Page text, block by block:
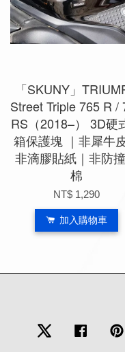
「SKUNY」
Street Triple 765 R /
RS（2018–） 3D硬
箱保護塊 ｜非犀牛
非滴膠貼紙｜非防
棉
NT$ 1,290
加入購物車
Twitter